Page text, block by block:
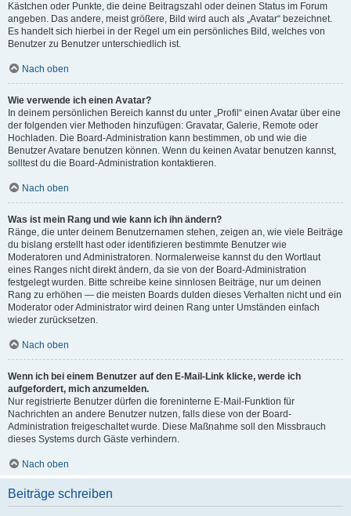
Kästchen oder Punkte, die deine Beitragszahl oder deinen Status im Forum
angeben. Das andere, meist größere, Bild wird auch als „Avatar“ bezeichnet.
Es handelt sich hierbei in der Regel um ein persönliches Bild, welches von
Benutzer zu Benutzer unterschiedlich ist.
Nach oben
Wie verwende ich einen Avatar?
In deinem persönlichen Bereich kannst du unter „Profil“ einen Avatar über eine
der folgenden vier Methoden hinzufügen: Gravatar, Galerie, Remote oder
Hochladen. Die Board-Administration kann bestimmen, ob und wie die
Benutzer Avatare benutzen können. Wenn du keinen Avatar benutzen kannst,
solltest du die Board-Administration kontaktieren.
Nach oben
Was ist mein Rang und wie kann ich ihn ändern?
Ränge, die unter deinem Benutzernamen stehen, zeigen an, wie viele Beiträge
du bislang erstellt hast oder identifizieren bestimmte Benutzer wie
Moderatoren und Administratoren. Normalerweise kannst du den Wortlaut
eines Ranges nicht direkt ändern, da sie von der Board-Administration
festgelegt wurden. Bitte schreibe keine sinnlosen Beiträge, nur um deinen
Rang zu erhöhen — die meisten Boards dulden dieses Verhalten nicht und ein
Moderator oder Administrator wird deinen Rang unter Umständen einfach
wieder zurücksetzen.
Nach oben
Wenn ich bei einem Benutzer auf den E-Mail-Link klicke, werde ich
aufgefordert, mich anzumelden.
Nur registrierte Benutzer dürfen die foreninterne E-Mail-Funktion für
Nachrichten an andere Benutzer nutzen, falls diese von der Board-
Administration freigeschaltet wurde. Diese Maßnahme soll den Missbrauch
dieses Systems durch Gäste verhindern.
Nach oben
Beiträge schreiben